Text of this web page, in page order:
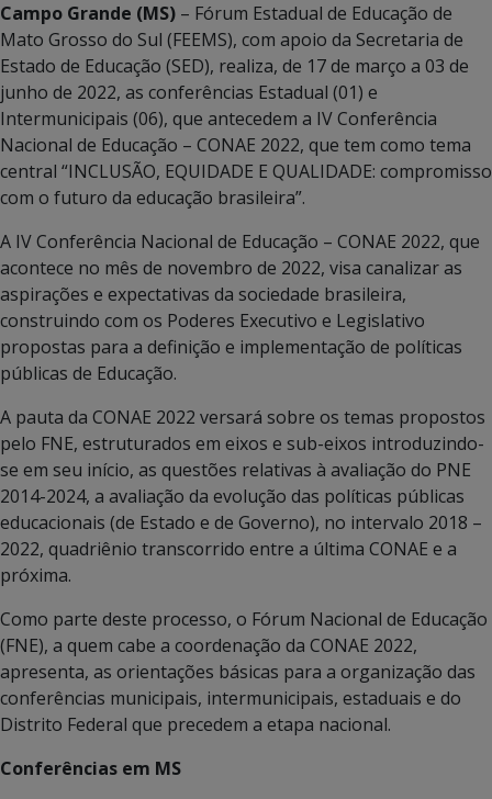
Campo Grande (MS) – Fórum Estadual de Educação de
Mato Grosso do Sul (FEEMS), com apoio da Secretaria de
Estado de Educação (SED), realiza, de 17 de março a 03 de
junho de 2022, as conferências Estadual (01) e
Intermunicipais (06), que antecedem a IV Conferência
Nacional de Educação – CONAE 2022, que tem como tema
central “INCLUSÃO, EQUIDADE E QUALIDADE: compromisso
com o futuro da educação brasileira”.
A IV Conferência Nacional de Educação – CONAE 2022, que
acontece no mês de novembro de 2022, visa canalizar as
aspirações e expectativas da sociedade brasileira,
construindo com os Poderes Executivo e Legislativo
propostas para a definição e implementação de políticas
públicas de Educação.
A pauta da CONAE 2022 versará sobre os temas propostos
pelo FNE, estruturados em eixos e sub-eixos introduzindo-
se em seu início, as questões relativas à avaliação do PNE
2014-2024, a avaliação da evolução das políticas públicas
educacionais (de Estado e de Governo), no intervalo 2018 –
2022, quadriênio transcorrido entre a última CONAE e a
próxima.
Como parte deste processo, o Fórum Nacional de Educação
(FNE), a quem cabe a coordenação da CONAE 2022,
apresenta, as orientações básicas para a organização das
conferências municipais, intermunicipais, estaduais e do
Distrito Federal que precedem a etapa nacional.
Conferências em MS